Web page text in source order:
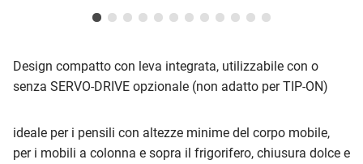
Design compatto con leva integrata, utilizzabile con o
senza SERVO-DRIVE opzionale (non adatto per TIP-ON)
ideale per i pensili con altezze minime del corpo mobile,
per i mobili a colonna e sopra il frigorifero, chiusura dolce e